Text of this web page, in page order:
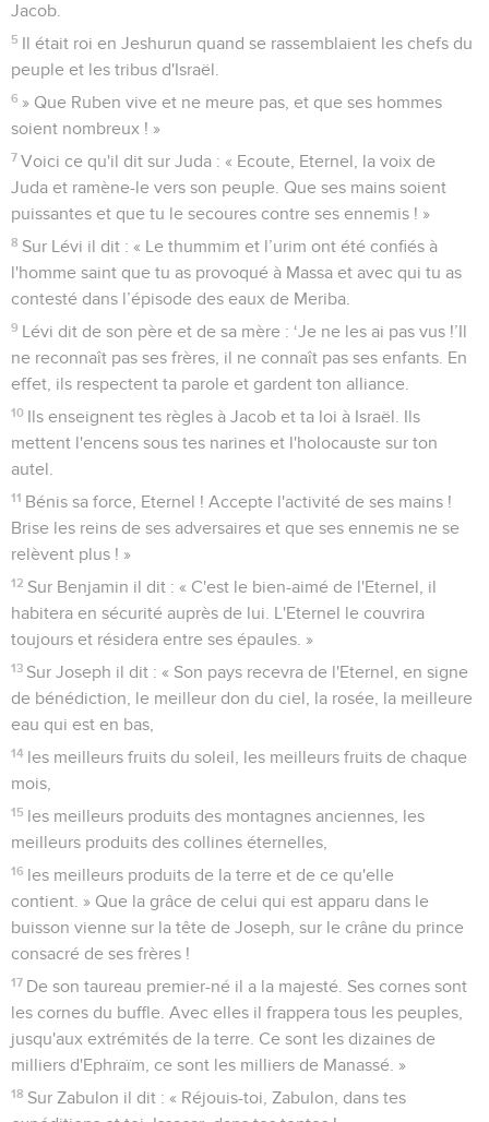
Jacob.
5 Il était roi en Jeshurun quand se rassemblaient les chefs du
peuple et les tribus d'Israël.
6 » Que Ruben vive et ne meure pas, et que ses hommes
soient nombreux ! »
7 Voici ce qu'il dit sur Juda : « Ecoute, Eternel, la voix de
Juda et ramène-le vers son peuple. Que ses mains soient
puissantes et que tu le secoures contre ses ennemis ! »
8 Sur Lévi il dit : « Le thummim et l’urim ont été confiés à
l'homme saint que tu as provoqué à Massa et avec qui tu as
contesté dans l’épisode des eaux de Meriba.
9 Lévi dit de son père et de sa mère : ‘Je ne les ai pas vus !’Il
ne reconnaît pas ses frères, il ne connaît pas ses enfants. En
effet, ils respectent ta parole et gardent ton alliance.
10 Ils enseignent tes règles à Jacob et ta loi à Israël. Ils
mettent l'encens sous tes narines et l'holocauste sur ton
autel.
11 Bénis sa force, Eternel ! Accepte l'activité de ses mains !
Brise les reins de ses adversaires et que ses ennemis ne se
relèvent plus ! »
12 Sur Benjamin il dit : « C'est le bien-aimé de l'Eternel, il
habitera en sécurité auprès de lui. L'Eternel le couvrira
toujours et résidera entre ses épaules. »
13 Sur Joseph il dit : « Son pays recevra de l'Eternel, en signe
de bénédiction, le meilleur don du ciel, la rosée, la meilleure
eau qui est en bas,
14 les meilleurs fruits du soleil, les meilleurs fruits de chaque
mois,
15 les meilleurs produits des montagnes anciennes, les
meilleurs produits des collines éternelles,
16 les meilleurs produits de la terre et de ce qu'elle
contient. » Que la grâce de celui qui est apparu dans le
buisson vienne sur la tête de Joseph, sur le crâne du prince
consacré de ses frères !
17 De son taureau premier-né il a la majesté. Ses cornes sont
les cornes du buffle. Avec elles il frappera tous les peuples,
jusqu'aux extrémités de la terre. Ce sont les dizaines de
milliers d'Ephraïm, ce sont les milliers de Manassé. »
18 Sur Zabulon il dit : « Réjouis-toi, Zabulon, dans tes